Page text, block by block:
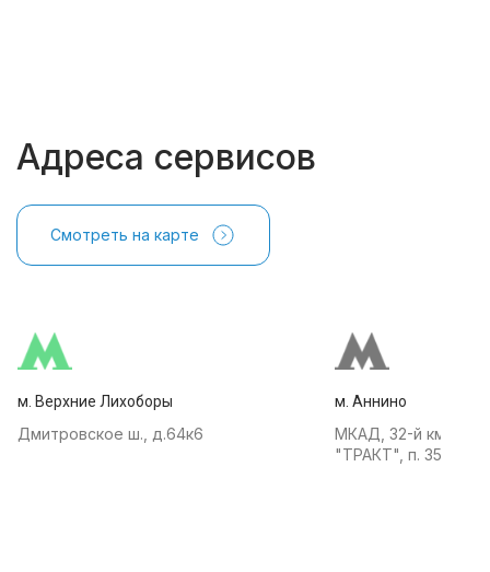
Адреса сервисов
Смотреть на карте
м. Верхние Лихоборы
Дмитровское ш., д.64к6
м. Аннино
МКАД, 32-й км, АТК
"ТРАКТ", п. 35